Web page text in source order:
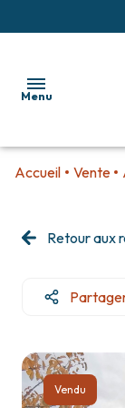
Menu
estimation
e-
mail
Accueil Vente
Retour aux
Vendu